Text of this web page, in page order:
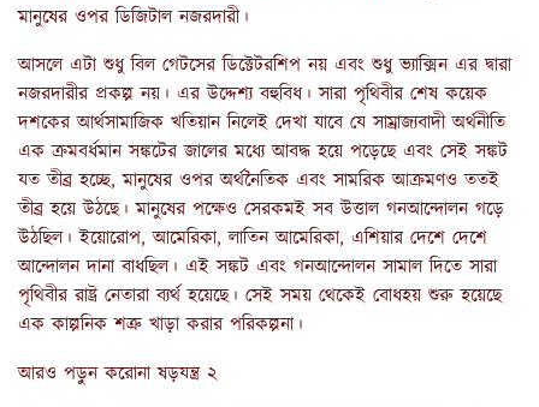
মানুষের ওপর ডিজিটাল নজরদারী।
আসলে এটা শুধু বিল গেটসের ডিক্টেটরশিপ নয় এবং শুধু ভ্যাক্সিন এর দ্বারা
নজরদারীর প্রকল্প নয়। এর উদ্দেশ্য বহুবিধ। সারা পৃথিবীর শেষ কয়েক
দশকের আর্থসামাজিক খতিয়ান নিলেই দেখা যাবে যে সাম্রাজ্যবাদী অর্থনীতি
এক ক্রমবর্ধমান সঙ্কটের জালের মধ্যে আবদ্ধ হয়ে পড়েছে এবং সেই সঙ্কট
যত তীব্র হচ্ছে, মানুষের ওপর অর্থনৈতিক এবং সামরিক আক্রমণও ততই
তীব্র হয়ে উঠছে। মানুষের পক্ষেও সেরকমই সব উত্তাল গনআন্দোলন গড়ে
উঠছিল। ইয়োরোপ, আমেরিকা, লাতিন আমেরিকা, এশিয়ার দেশে দেশে
আন্দোলন দানা বাধছিল। এই সঙ্কট এবং গনআন্দোলন সামাল দিতে সারা
পৃথিবীর রাষ্ট্র নেতারা ব্যর্থ হয়েছে। সেই সময় থেকেই বোধহয় শুরু হয়েছে
এক কাল্পনিক শত্রু খাড়া করার পরিকল্পনা।
আরও পড়ুন করোনা ষড়যন্ত্র ২